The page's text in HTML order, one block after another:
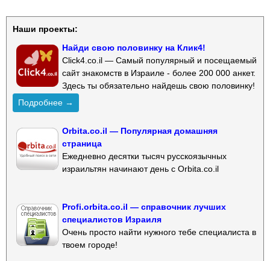
Наши проекты:
Найди свою половинку на Клик4!
Click4.co.il — Самый популярный и посещаемый
сайт знакомств в Израиле - более 200 000 анкет.
Здесь ты обязательно найдешь свою половинку!
Подробнее →
Orbita.co.il — Популярная домашняя
страница
Ежедневно десятки тысяч русскоязычных
израильтян начинают день с Orbita.co.il
Profi.orbita.co.il — справочник лучших
специалистов Израиля
Очень просто найти нужного тебе специалиста в
твоем городе!